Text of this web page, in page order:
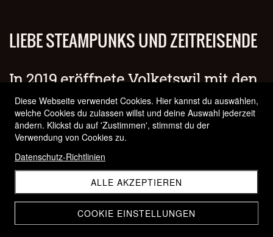
LIEBE STEAMPUNKS UND ZEITREISENDE
In 2019 eröffnete Volketswil mit den
Swiss Steampunk Days ein Portal für
euch. Nun sehen wir euch gerne
immer wieder am fabelhaftem
Wichtelfest, an der Zeitreise Event
und demnächst am
Fantasy Festival am 30. + 31. Mai
2026
Diese Webseite verwendet Cookies. Hier kannst du auswählen,
welche Cookies du zulassen willst und deine Auswahl jederzeit
ändern. Klickst du auf 'Zustimmen', stimmst du der
Verwendung von Cookies zu.
Datenschutz-Richtlinien
ALLE AKZEPTIEREN
COOKIE EINSTELLUNGEN